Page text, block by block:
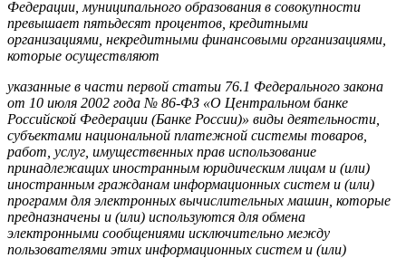
Федерации, муниципального образования в совокупности
превышает пятьдесят процентов, кредитными
организациями, некредитными финансовыми организациями,
которые осуществляют
указанные в части первой статьи 76.1 Федерального закона
от 10 июля 2002 года № 86-ФЗ «О Центральном банке
Российской Федерации (Банке России)» виды деятельности,
субъектами национальной платежной системы товаров,
работ, услуг, имущественных прав использование
принадлежащих иностранным юридическим лицам и (или)
иностранным гражданам информационных систем и (или)
программ для электронных вычислительных машин, которые
предназначены и (или) используются для обмена
электронными сообщениями исключительно между
пользователями этих информационных систем и (или)